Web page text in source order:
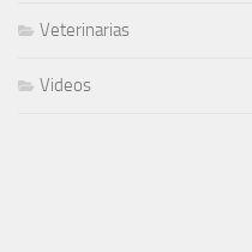
Veterinarias
Videos